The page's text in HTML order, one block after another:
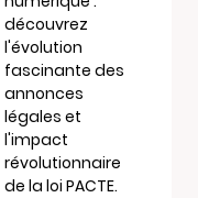
découvrez
l'évolution
fascinante des
annonces
légales et
l'impact
révolutionnaire
de la loi PACTE.